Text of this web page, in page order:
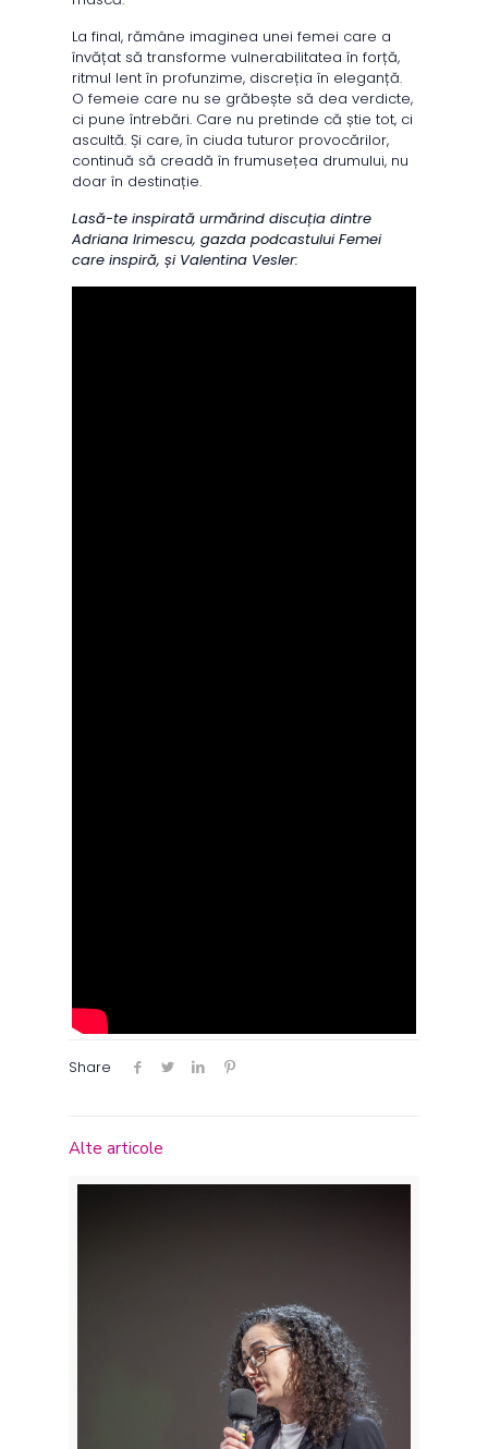
La final, rămâne imaginea unei femei care a
învățat să transforme vulnerabilitatea în forță,
ritmul lent în profunzime, discreția în eleganță.
O femeie care nu se grăbește să dea verdicte,
ci pune întrebări. Care nu pretinde că știe tot, ci
ascultă. Și care, în ciuda tuturor provocărilor,
continuă să creadă în frumusețea drumului, nu
doar în destinație.
Lasă-te inspirată urmărind discuția dintre
Adriana Irimescu, gazda podcastului Femei
care inspiră, și Valentina Vesler:
Share
Alte articole